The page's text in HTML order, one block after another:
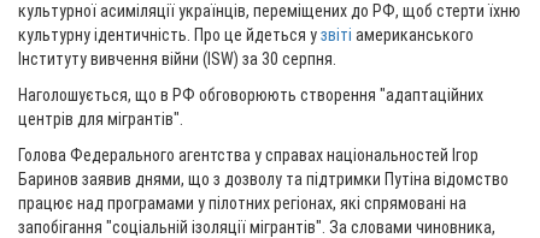
культурної асиміляції українців, переміщених до РФ, щоб стерти їхню
культурну ідентичність. Про це йдеться узвіті американського
Інституту вивчення війни (ISW) за 30 серпня.
Наголошується, що в РФ обговорюють створення "адаптаційних
центрів для мігрантів".
Голова Федерального агентства у справах національностей Ігор
Баринов заявив днями, що з дозволу та підтримки Путіна відомство
працює над програмами у пілотних регіонах, які спрямовані на
запобігання "соціальній ізоляції мігрантів". За словами чиновника,